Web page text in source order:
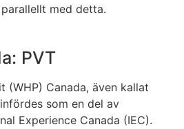
med detta.
PVT
(WHP) Canada, även kallat
som en del av
Experience Canada (IEC).